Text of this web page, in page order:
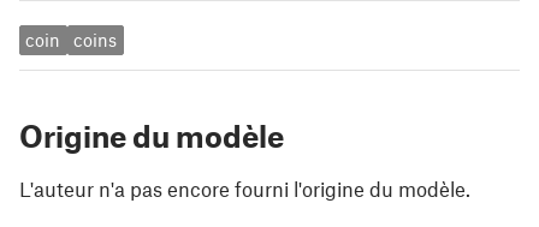
coin coins
Origine du modèle
L'auteur n'a pas encore fourni l'origine du modèle.